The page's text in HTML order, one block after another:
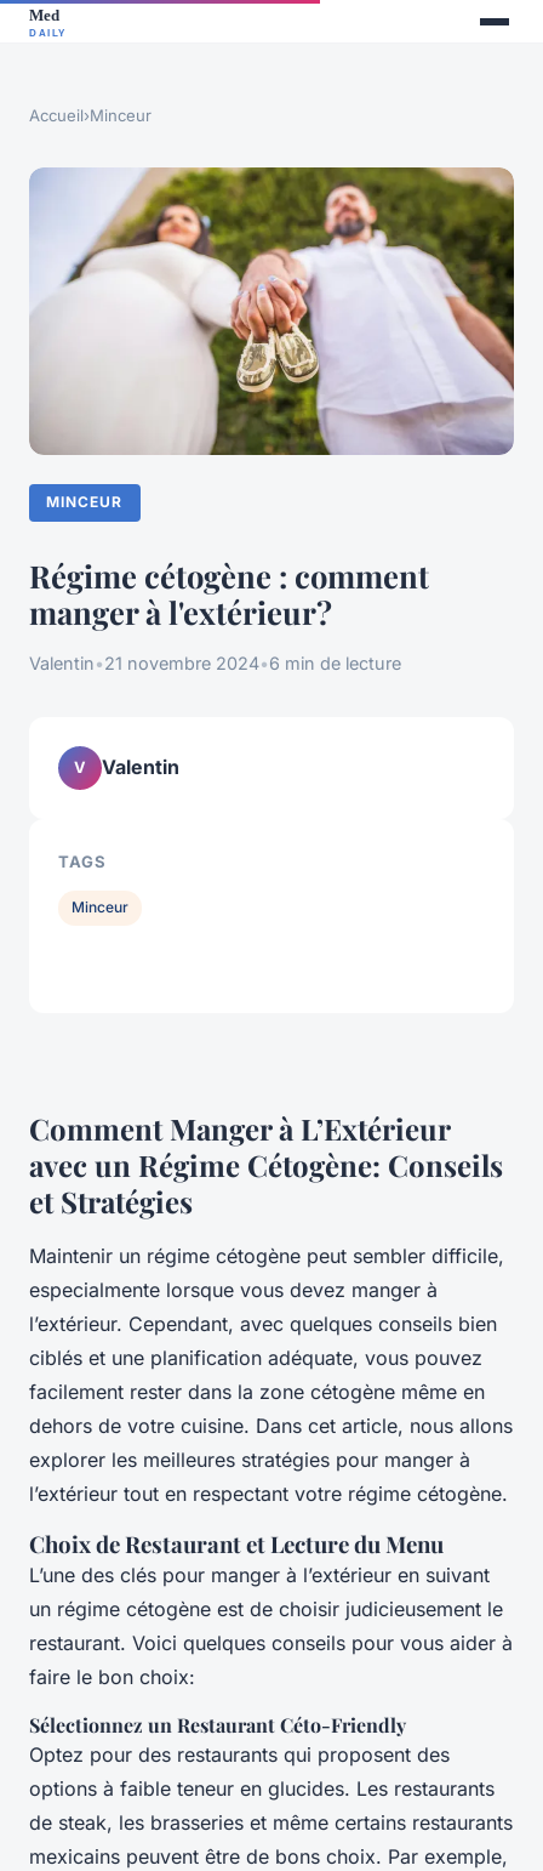
Accueil›Minceur
MINCEUR
Régime cétogène : comment
manger à l'extérieur?
Valentin•21 novembre 2024•6 min de lecture
Comment Manger à L’Extérieur
avec un Régime Cétogène: Conseils
et Stratégies
Maintenir un régime cétogène peut sembler difficile,
especialmente lorsque vous devez manger à
l’extérieur. Cependant, avec quelques conseils bien
ciblés et une planification adéquate, vous pouvez
facilement rester dans la zone cétogène même en
dehors de votre cuisine. Dans cet article, nous allons
explorer les meilleures stratégies pour manger à
l’extérieur tout en respectant votre régime cétogène.
Choix de Restaurant et Lecture du Menu
L’une des clés pour manger à l’extérieur en suivant
un régime cétogène est de choisir judicieusement le
restaurant. Voici quelques conseils pour vous aider à
faire le bon choix:
Sélectionnez un Restaurant Céto-Friendly
Optez pour des restaurants qui proposent des
options à faible teneur en glucides. Les restaurants
de steak, les brasseries et même certains restaurants
mexicains peuvent être de bons choix. Par exemple,
V Valentin
TAGS
Minceur